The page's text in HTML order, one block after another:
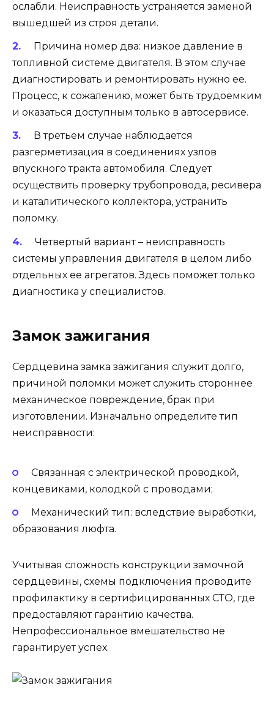
ослабли. Неисправность устраняется заменой
вышедшей из строя детали.
Причина номер два: низкое давление в
топливной системе двигателя. В этом случае
диагностировать и ремонтировать нужно ее.
Процесс, к сожалению, может быть трудоемким
и оказаться доступным только в автосервисе.
В третьем случае наблюдается
разгерметизация в соединениях узлов
впускного тракта автомобиля. Следует
осуществить проверку трубопровода, ресивера
и каталитического коллектора, устранить
поломку.
Четвертый вариант – неисправность
системы управления двигателя в целом либо
отдельных ее агрегатов. Здесь поможет только
диагностика у специалистов.
Замок зажигания
Сердцевина замка зажигания служит долго,
причиной поломки может служить стороннее
механическое повреждение, брак при
изготовлении. Изначально определите тип
неисправности:
Связанная с электрической проводкой,
концевиками, колодкой с проводами;
Механический тип: вследствие выработки,
образования люфта.
Учитывая сложность конструкции замочной
сердцевины, схемы подключения проводите
профилактику в сертифицированных СТО, где
предоставляют гарантию качества.
Непрофессиональное вмешательство не
гарантирует успех.